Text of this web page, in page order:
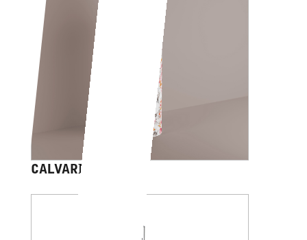
CALVARIAM